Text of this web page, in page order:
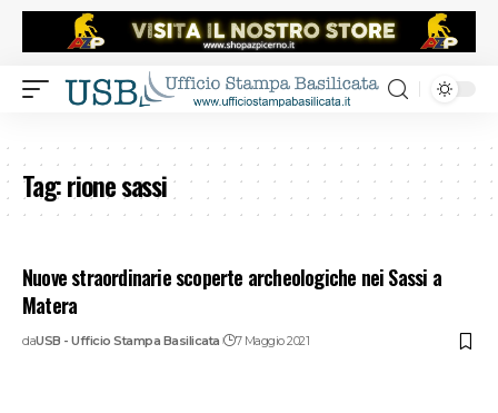
Tag:rione sassi
Nuove straordinarie scoperte archeologiche nei Sassi a
Matera
daUSB - Ufficio Stampa Basilicata 7 Maggio 2021